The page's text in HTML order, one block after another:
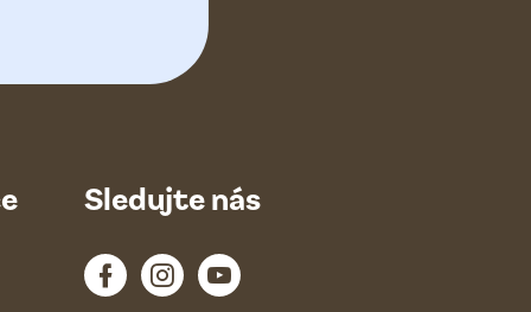
Sledujte nás